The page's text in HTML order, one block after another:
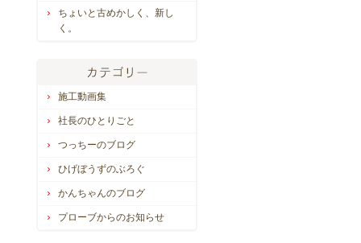
ちょいと古めかしく、新し
く。
施工動画集
社長のひとりごと
つっちーのブログ
ひげぼうずのぶろぐ
かんちゃんのブログ
プローブからのお知らせ